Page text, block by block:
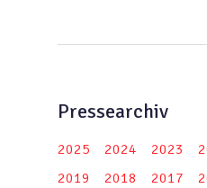
Pressearchiv
2025 2024 2023
2019
2018 2017